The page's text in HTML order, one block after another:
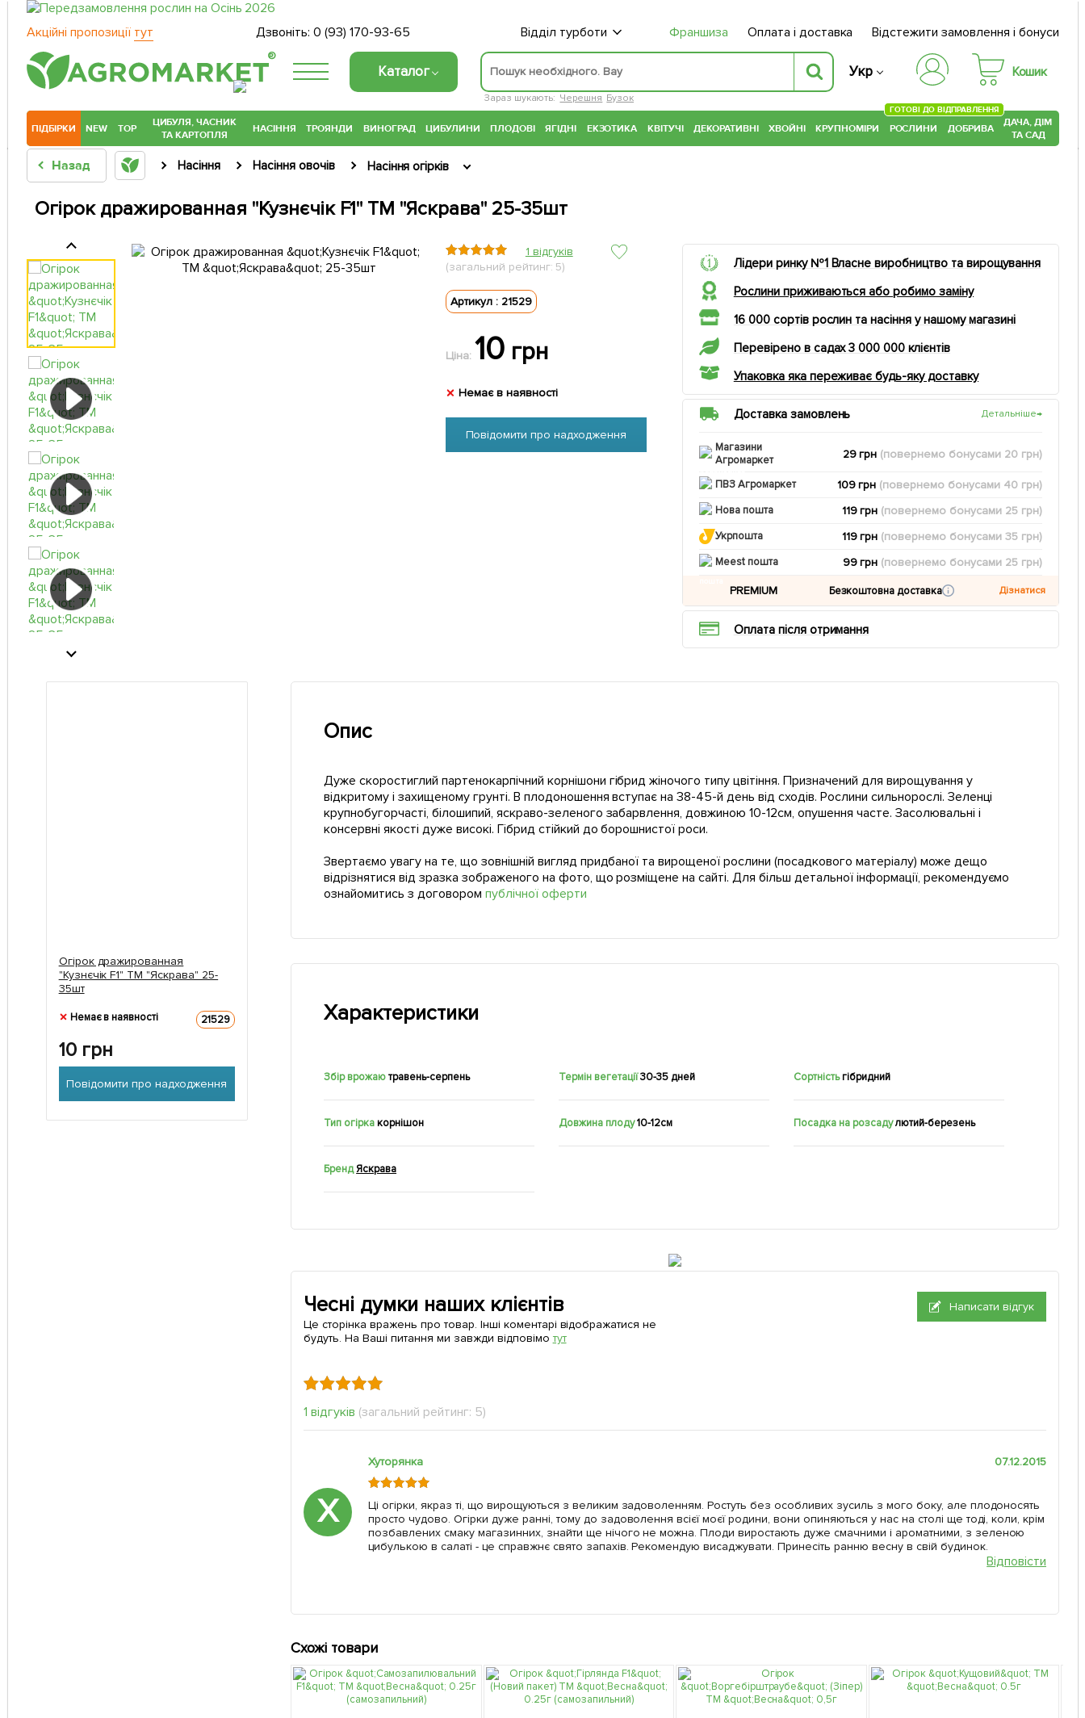
Акційні пропозиції тут Дзвоніть: 0 (93) 170-93-65 Відділ турботи Франшиза Оплата і доставка Відстежити замовлення і бонуси
®
Каталог
Зараз шукають: Черешня Бузок
Укр Кошик
ПІДБІРКИ NEW TOP
ЦИБУЛЯ, ЧАСНИК
ТА КАРТОПЛЯ
НАСІННЯ ТРОЯНДИ ВИНОГРАД ЦИБУЛИНИ ПЛОДОВІ ЯГІДНІ ЕКЗОТИКА КВІТУЧІ ДЕКОРАТИВНІ ХВОЙНІ КРУПНОМІРИ РОСЛИНИ
ГОТОВІ ДО ВІДПРАВЛЕННЯ
ДОБРИВА
ДАЧА, ДІМ
ТА САД
Назад Насіння Насіння овочів Насіння огірків
Огірок дражированная "Кузнєчік F1" ТМ "Яскрава" 25-35шт
1 відгуків
(загальний рейтинг: 5)
Артикул : 21529
Ціна: 10 грн
Немає в наявності
Повідомити про надходження
Лідери ринку №1 Власне виробництво та вирощування
Рослини приживаються або робимо заміну
16 000 сортів рослин та насіння у нашому магазині
Перевірено в садах 3 000 000 клієнтів
Упаковка яка переживає будь-яку доставку
Доставка замовлень Детальніше→
Магазини
Агромаркет
29 грн (повернемо бонусами 20 грн)
ПВЗ Агромаркет 109 грн (повернемо бонусами 40 грн)
Нова пошта 119 грн (повернемо бонусами 25 грн)
Укрпошта 119 грн (повернемо бонусами35 грн)
Meest пошта 99 грн (повернемо бонусами 25 грн)
PREMIUM Безкоштовна доставка Дізнатися
Оплата після отримання
Огірок дражированная
"Кузнєчік F1" ТМ "Яскрава" 25-
35шт
Немає в наявності 21529
10грн
Повідомити про надходження
Опис
Дуже скоростиглий партенокарпічний корнішони гібрид жіночого типу цвітіння. Призначений для вирощування у
відкритому і захищеному грунті. В плодоношення вступає на 38-45-й день від сходів. Рослини сильнорослі. Зеленці
крупнобугорчасті, білошипий, яскраво-зеленого забарвлення, довжиною 10-12см, опушення часте. Засолювальні і
консервні якості дуже високі. Гібрид стійкий до борошнистої роси.
Звертаємо увагу на те, що зовнішній вигляд придбаної та вирощеної рослини (посадкового матеріалу) може дещо
відрізнятися від зразка зображеного на фото, що розміщене на сайті. Для більш детальної інформації, рекомендуємо
ознайомитись з договором публічної оферти
Характеристики
Збір врожаютравень-серпень Термін вегетації30-35 дней Сортністьгібридний
Тип огіркакорнішон Довжина плоду10-12см Посадка на розсадулютий-березень
БрендЯскрава
Чесні думки наших клієнтів
Написати відгук
Це сторінка вражень про товар. Інші коментарі відображатися не
будуть. На Ваші питання ми завжди відповімо тут
1 відгуків (загальний рейтинг: 5)
Х
Хуторянка 07.12.2015
Ці огірки, якраз ті, що вирощуються з великим задоволенням. Ростуть без особливих зусиль з мого боку, але плодоносять
просто чудово. Огірки дуже ранні, тому до задоволення всієї моєї родини, вони опиняються у нас на столі ще тоді, коли, крім
позбавлених смаку магазинних, знайти ще нічого не можна. Плоди виростають дуже смачними і ароматними, з зеленою
цибулькою в салаті - це справжнє свято запахів. Рекомендую висаджувати. Принесіть ранню весну в свій будинок.
Відповісти
Схожі товари